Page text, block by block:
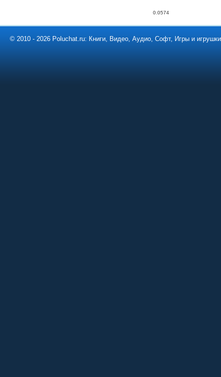
0.0574
© 2010 - 2026 Poluchat.ru: Книги, Видео, Аудио, Софт, Игры и